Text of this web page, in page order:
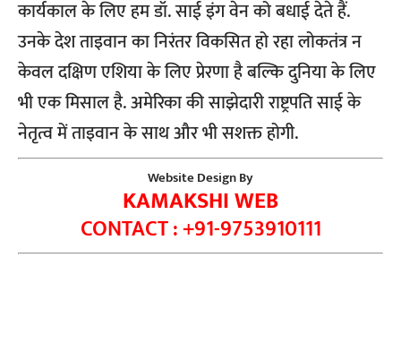
कार्यकाल के लिए हम डॉ. साई इंग वेन को बधाई देते हैं.
उनके देश ताइवान का निरंतर विकसित हो रहा लोकतंत्र न
केवल दक्षिण एशिया के लिए प्रेरणा है बल्कि दुनिया के लिए
भी एक मिसाल है. अमेरिका की साझेदारी राष्ट्रपति साई के
नेतृत्व में ताइवान के साथ और भी सशक्त होगी.
Website Design By
KAMAKSHI WEB
CONTACT : +91-9753910111